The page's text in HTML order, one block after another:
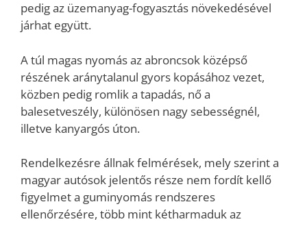
pedig az üzemanyag-fogyasztás növekedésével
járhat együtt.
A túl magas nyomás az abroncsok középső
részének aránytalanul gyors kopásához vezet,
közben pedig romlik a tapadás, nő a
balesetveszély, különösen nagy sebességnél,
illetve kanyargós úton.
Rendelkezésre állnak felmérések, mely szerint a
magyar autósok jelentős része nem fordít kellő
figyelmet a guminyomás rendszeres
ellenőrzésére, több mint kétharmaduk az